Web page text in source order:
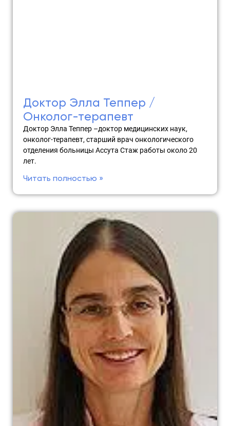
Доктор Элла Теппер /
Онколог-терапевт
Доктор Элла Теппер –доктор медицинских наук,
онколог-терапевт, старший врач онкологического
отделения больницы Ассута Стаж работы около 20
лет.
Читать полностью »